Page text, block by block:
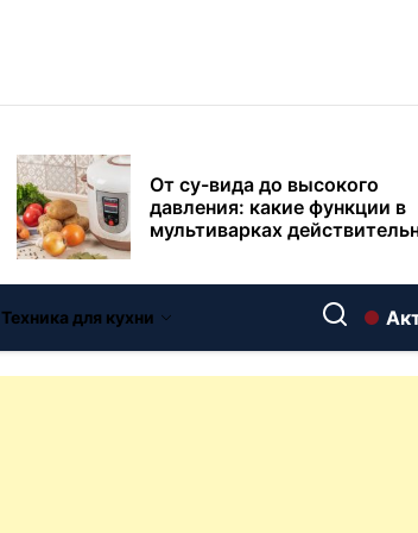
давления: какие функции в
переплачиват
Современный интерьер: как
вписать классическую
чугунную ванну Goldman в
выбираем между
Техника для кухни